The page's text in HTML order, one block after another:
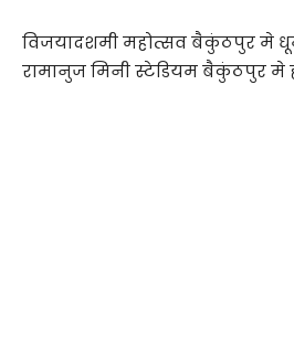
विजयादशमी महोत्सव बैकुंठपुर मे
रामानुज मिनी स्टेडियम बैकुंठपुर मे